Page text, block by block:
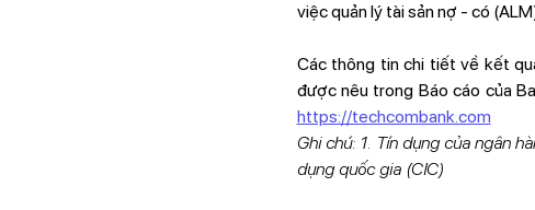
việc quản lý tài sản nợ - có
Các thông tin chi tiết về kết
được nêu trong Báo cáo của
https://techcombank.com
Ghi chú: 1. Tín dụng của ngân
dụng quốc gia (CIC)